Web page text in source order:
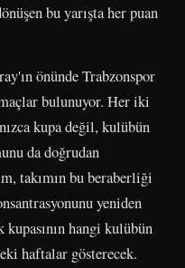
bu yarışta her puan
önünde Trabzonspor
bulunuyor. Her iki
kupa değil, kulübün
da doğrudan
takımın bu beraberliği
yeniden
hangi kulübün
haftalar gösterecek.